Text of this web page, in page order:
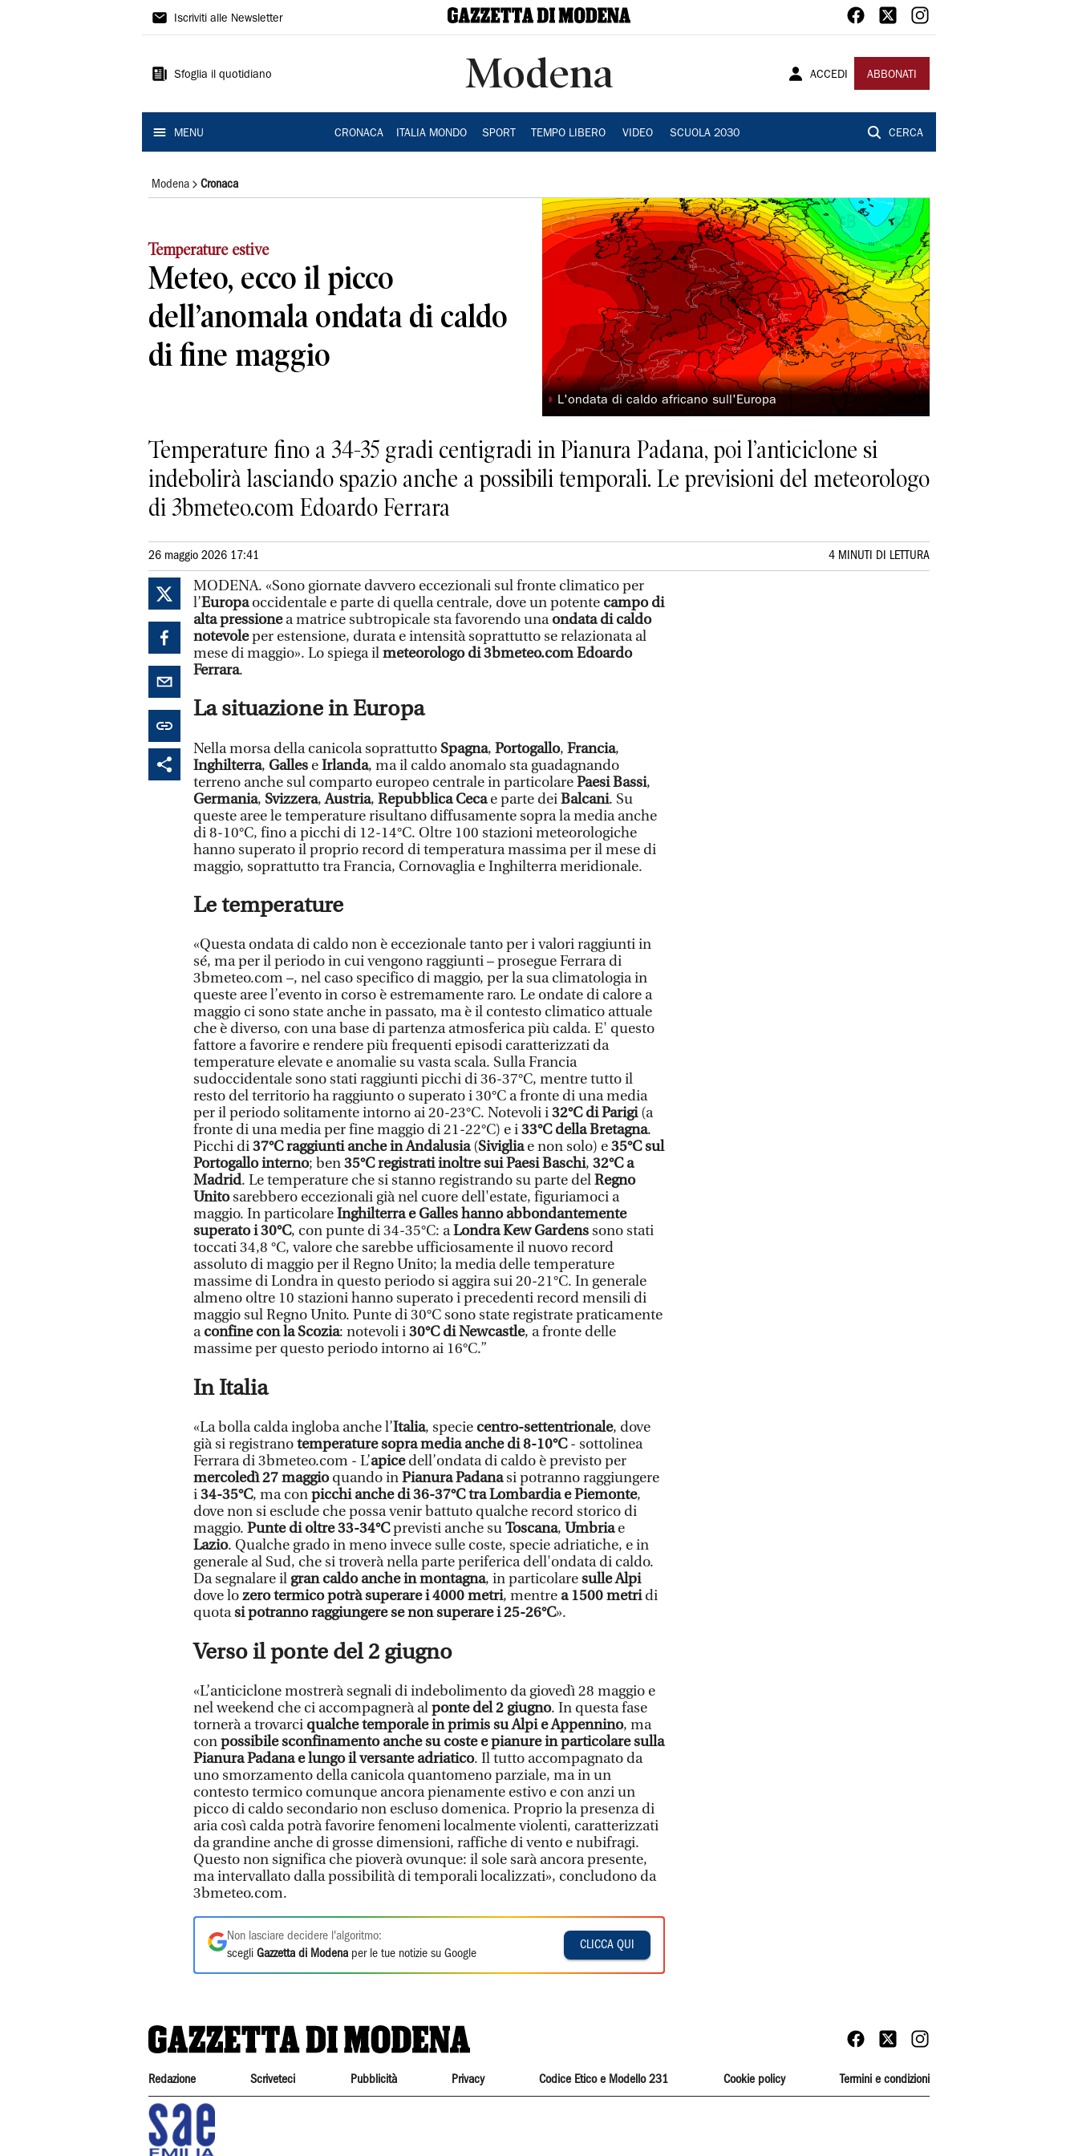
Gazzetta
Modena
Iscriviti alle Newsletter
Sfoglia il quotidiano Modena ACCEDI ABBONATI
MENU CRONACA ITALIA MONDO SPORT TEMPO LIBERO VIDEO SCUOLA 2030 CERCA
Modena Cronaca
Temperature estive
Meteo, ecco il picco
dell’anomala ondata di caldo
di fine maggio
◗ L'ondata di caldo africano sull'Europa
Temperature fino a 34-35 gradi centigradi in Pianura Padana, poi l’anticiclone si
indebolirà lasciando spazio anche a possibili temporali. Le previsioni del meteorologo
di 3bmeteo.com Edoardo Ferrara
26 maggio 2026 17:41 4 MINUTI DI LETTURA
MODENA. «Sono giornate davvero eccezionali sul fronte climatico per
l’Europaoccidentale e parte di quella centrale, dove un potente campo di
alta pressionea matrice subtropicale sta favorendo unaondata di caldo
notevoleper estensione, durata e intensità soprattutto se relazionata al
mese di maggio». Lo spiega ilmeteorologo di 3bmeteo.com Edoardo
Ferrara.
La situazione in Europa
Nella morsa della canicola soprattutto Spagna, Portogallo, Francia,
Inghilterra, Galles eIrlanda, ma il caldo anomalo sta guadagnando
terreno anche sul comparto europeo centrale in particolarePaesi Bassi,
Germania, Svizzera,Austria, Repubblica Cecae parte deiBalcani. Su
queste aree le temperature risultano diffusamente sopra la media anche
di 8-10°C, fino a picchi di 12-14°C. Oltre 100 stazioni meteorologiche
hanno superato il proprio record di temperatura massima per il mese di
maggio, soprattutto tra Francia, Cornovaglia e Inghilterra meridionale.
Le temperature
«Questa ondata di caldo non è eccezionale tanto per i valori raggiunti in
sé, ma per il periodo in cui vengono raggiunti – prosegue Ferrara di
3bmeteo.com –, nel caso specifico di maggio, per la sua climatologia in
queste aree l’evento in corso è estremamente raro. Le ondate di calore a
maggio ci sono state anche in passato, ma è il contesto climatico attuale
che è diverso, con una base di partenza atmosferica più calda. E' questo
fattore a favorire e rendere più frequenti episodi caratterizzati da
temperature elevate e anomalie su vasta scala. Sulla Francia
sudoccidentale sono stati raggiunti picchi di 36-37°C, mentre tutto il
resto del territorio ha raggiunto o superato i 30°C a fronte di una media
per il periodo solitamente intorno ai 20-23°C. Notevoli i32°C di Parigi(a
fronte di una media per fine maggio di 21-22°C) e i33°C della Bretagna.
Picchi di37°C raggiunti anche in Andalusia(Sivigliae non solo) e35°C sul
Portogallo interno; ben35°C registrati inoltre sui Paesi Baschi, 32°C a
Madrid. Le temperature che si stanno registrando su parte delRegno
Unitosarebbero eccezionali già nel cuore dell'estate, figuriamoci a
maggio. In particolareInghilterra e Galles hanno abbondantemente
superato i 30°C, con punte di 34-35°C: aLondra Kew Gardenssono stati
toccati 34,8 °C, valore che sarebbe ufficiosamente il nuovo record
assoluto di maggio per il Regno Unito; la media delle temperature
massime di Londra in questo periodo si aggira sui 20-21°C. In generale
almeno oltre 10 stazioni hanno superato i precedenti record mensili di
maggio sul Regno Unito. Punte di 30°C sono state registrate praticamente
aconfine con la Scozia: notevoli i30°C di Newcastle, a fronte delle
massime per questo periodo intorno ai 16°C.”
In Italia
«La bolla calda ingloba anche l’Italia, specie centro-settentrionale, dove
già si registranotemperature sopra media anche di 8-10°C- sottolinea
Ferrara di 3bmeteo.com - L’apicedell’ondata di caldo è previsto per
mercoledì 27 maggioquando inPianura Padanasi potranno raggiungere
i34-35°C, ma conpicchi anche di 36-37°C tra Lombardia e Piemonte,
dove non si esclude che possa venir battuto qualche record storico di
maggio. Punte di oltre 33-34°Cprevisti anche suToscana, Umbriae
Lazio. Qualche grado in meno invece sulle coste, specie adriatiche, e in
generale al Sud, che si troverà nella parte periferica dell'ondata di caldo.
Da segnalare il gran caldo anche in montagna, in particolaresulle Alpi
dove lozero termico potrà superare i 4000 metri, mentre a 1500 metridi
quotasi potranno raggiungere se non superare i 25-26°C».
Verso il ponte del 2 giugno
«L’anticiclone mostrerà segnali di indebolimento da giovedì 28 maggio e
nel weekend che ci accompagnerà alponte del 2 giugno. In questa fase
tornerà a trovarci qualche temporale in primis su Alpi e Appennino, ma
conpossibile sconfinamento anche su coste e pianure in particolare sulla
Pianura Padana e lungo il versante adriatico. Il tutto accompagnato da
uno smorzamento della canicola quantomeno parziale, ma in un
contesto termico comunque ancora pienamente estivo e con anzi un
picco di caldo secondario non escluso domenica. Proprio la presenza di
aria così calda potrà favorire fenomeni localmente violenti, caratterizzati
da grandine anche di grosse dimensioni, raffiche di vento e nubifragi.
Questo non significa che pioverà ovunque: il sole sarà ancora presente,
ma intervallato dalla possibilità di temporali localizzati», concludono da
3bmeteo.com.
Non lasciare decidere l'algoritmo:
scegli Gazzetta di Modena per le tue notizie su Google
CLICCA QUI
Redazione Scriveteci Pubblicità Privacy Codice Etico e Modello 231 Cookie policy Termini e condizioni